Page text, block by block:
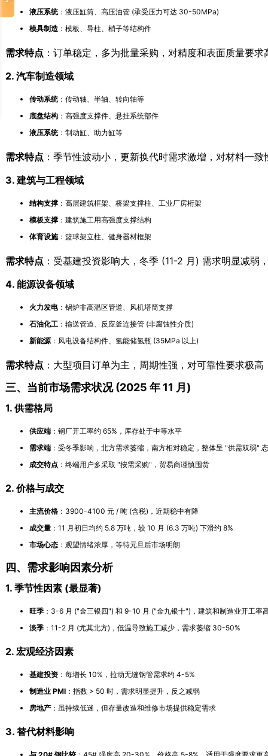
液压系统：液压缸筒、高压油管 (承受压力可达 30-50MPa)
模具制造：模板、导柱、梢子等结构件
需求特点 ：订单稳定，多为批量采购，对精度和表面质量要
2. 汽车制造领域
传动系统：传动轴、半轴、转向轴等
底盘结构：高强度支撑件、悬挂系统部件
液压系统：制动缸、助力缸等
需求特点 ：季节性波动小，更新换代时需求激增，对材料一致
3. 建筑与工程领域
结构支撑：高层建筑框架、桥梁支撑柱、工业厂房桁架
模板支撑：建筑施工用高强度支撑结构
体育设施：篮球架立柱、健身器材框架
需求特点 ：受基建投资影响大，冬季 (11-2 月) 需求明显减弱
4. 能源设备领域
火力发电：锅炉非高温区管道、风机塔筒支撑
石油化工：输送管道、反应釜连接管 (非腐蚀性介质)
新能源：风电设备结构件、氢能储氢瓶 (35MPa 以上)
需求特点 ：大型项目订单为主，周期性强，对可靠性要求极高
三、当前市场需求状况 (2025 年 11 月)
1. 供需格局
供应端：钢厂开工率约 65%，库存处于中等水平
需求端：受冬季影响，北方需求萎缩，南方相对稳定，整体呈 "供需双弱"
成交特点：终端用户多采取 "按需采购"，贸易商谨慎囤货
2. 价格与成交
主流价格：3900-4100 元 / 吨 (含税)，近期稳中有降
成交量：11 月初日均约 5.8 万吨，较 10 月 (6.3 万吨) 下滑约 8%
市场心态：观望情绪浓厚，等待元旦后市场明朗
四、需求影响因素分析
1. 季节性因素 (最显著)
旺季：3-6 月 ("金三银四") 和 9-10 月 ("金九银十")，建筑和制造业开工率
淡季：11-2 月 (尤其北方)，低温导致施工减少，需求萎缩 30-50%
2. 宏观经济因素
基建投资：每增长 10%，拉动无缝钢管需求约 4-5%
制造业 PMI：指数 > 50 时，需求明显提升，反之减弱
房地产：虽持续低迷，但存量改造和维修市场提供稳定需求
3. 替代材料影响